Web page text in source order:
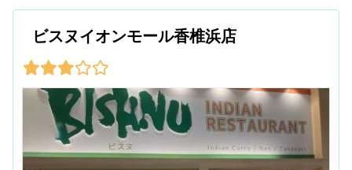
ビスヌイオンモール香椎浜店